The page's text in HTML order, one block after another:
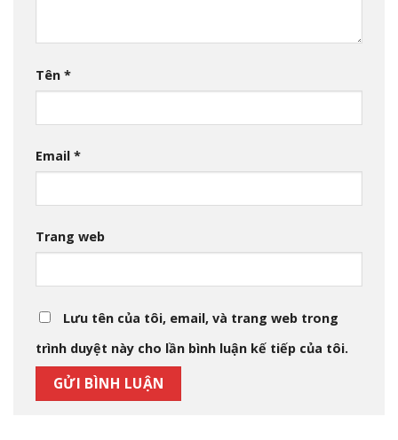
Tên *
Email *
Trang web
Lưu tên của tôi, email, và trang web trong
trình duyệt này cho lần bình luận kế tiếp của tôi.